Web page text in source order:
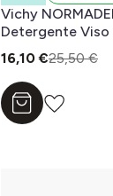
Vichy
Detergente
16,10 €25,50 €
Aggiungi al